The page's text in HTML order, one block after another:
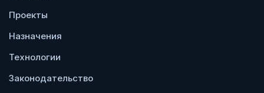
Проекты
Назначения
Технологии
Законодательство